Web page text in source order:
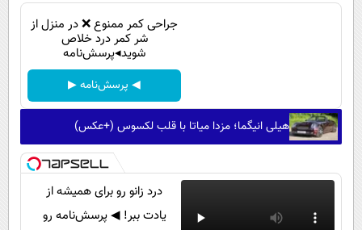
جراحی کمر ممنوع ❌ در منزل از
شر کمر درد خلاص
شوید◂پرسش‌نامه
◀ پرسش‌نامه ▶
هیلی انیگما؛ مزدا میاتا با قلب لکسوس (+عکس)
درد زانو رو برای همیشه از
یادت ببر! ◀ پرسش‌نامه رو